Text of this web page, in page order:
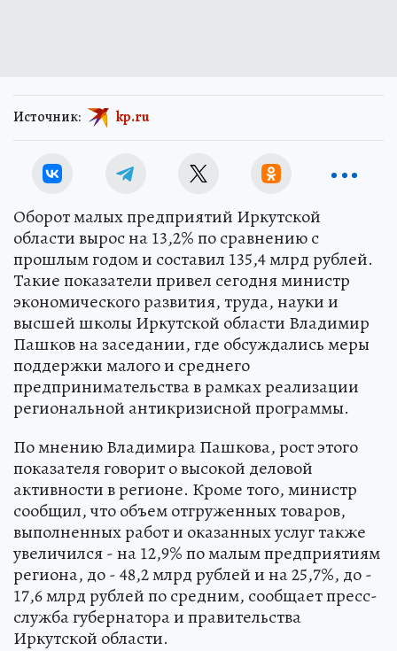
Источник: kp.ru
Оборот малых предприятий Иркутской
области вырос на 13,2% по сравнению с
прошлым годом и составил 135,4 млрд рублей.
Такие показатели привел сегодня министр
экономического развития, труда, науки и
высшей школы Иркутской области Владимир
Пашков на заседании, где обсуждались меры
поддержки малого и среднего
предпринимательства в рамках реализации
региональной антикризисной программы.
По мнению Владимира Пашкова, рост этого
показателя говорит о высокой деловой
активности в регионе. Кроме того, министр
сообщил, что объем отгруженных товаров,
выполненных работ и оказанных услуг также
увеличился - на 12,9% по малым предприятиям
региона, до - 48,2 млрд рублей и на 25,7%, до -
17,6 млрд рублей по средним, сообщает пресс-
служба губернатора и правительства
Иркутской области.